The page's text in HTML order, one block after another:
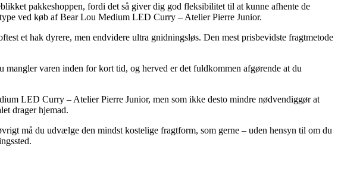
pakkeshoppen, fordi det så giver dig god fleksibilitet til at kunne afhente de
ved køb af Bear Lou Medium LED Curry – Atelier Pierre Junior.
et hak dyrere, men endvidere ultra gnidningsløs. Den mest prisbevidste fragtmetode
varen inden for kort tid, og herved er det fuldkommen afgørende at du
LED Curry – Atelier Pierre Junior, men som ikke desto mindre nødvendiggør at
drager hjemad.
må du udvælge den mindst kostelige fragtform, som gerne – uden hensyn til om du